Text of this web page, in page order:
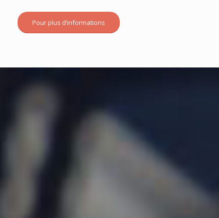
leur apprennent à vivre aux côtés des
animaux en sécurité et en harmonie.